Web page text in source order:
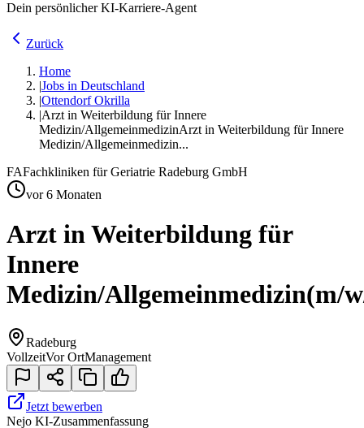
Dein persönlicher KI-Karriere-Agent
Zurück
Home
|Jobs in Deutschland
|Ottendorf Okrilla
|Arzt in Weiterbildung für Innere
Medizin/AllgemeinmedizinArzt in Weiterbildung für Innere
Medizin/Allgemeinmedizin...
FAFachkliniken für Geriatrie Radeburg GmbH
vor 6 Monaten
Arzt in Weiterbildung für
Innere
Medizin/Allgemeinmedizin(m/
Radeburg
VollzeitVor OrtManagement
Jetzt bewerben
Nejo KI-Zusammenfassung